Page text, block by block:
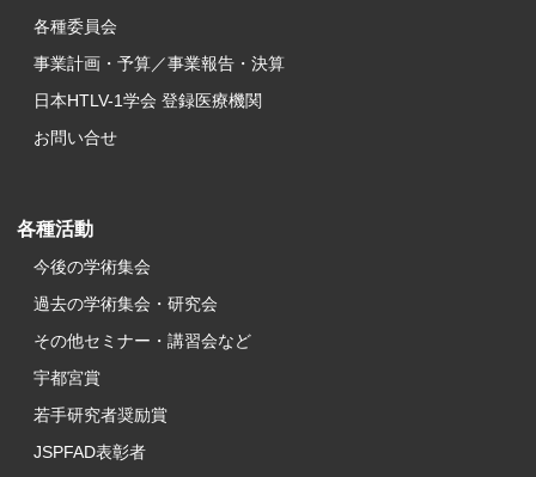
各種委員会
事業計画・予算／事業報告・決算
日本HTLV-1学会 登録医療機関
お問い合せ
各種活動
今後の学術集会
過去の学術集会・研究会
その他セミナー・講習会など
宇都宮賞
若手研究者奨励賞
JSPFAD表彰者